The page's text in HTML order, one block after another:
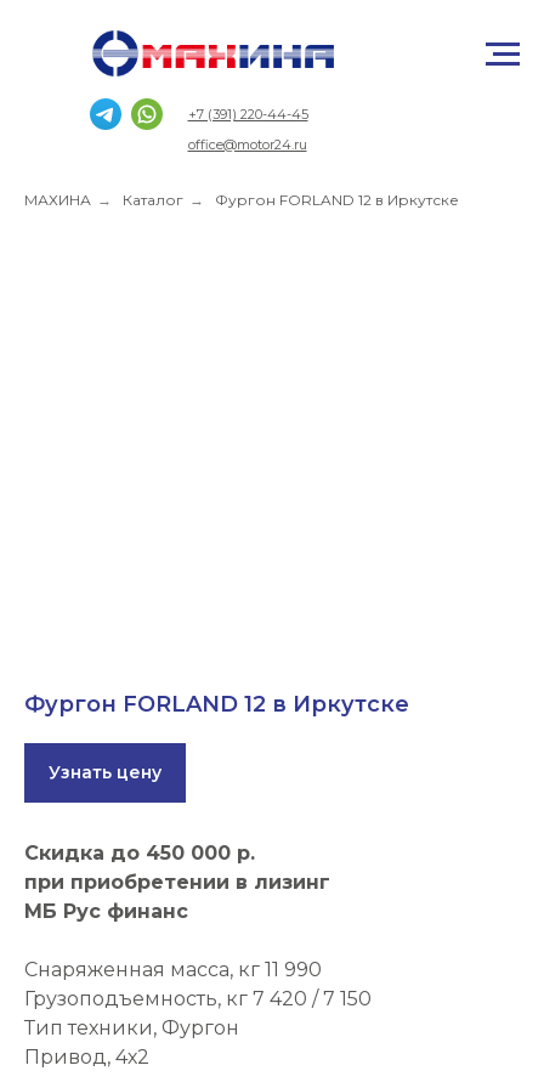
+7 (391) 220-44-45
office@motor24.ru
МАХИНА → Каталог → Фургон FORLAND 12 в Иркутске
Фургон FORLAND 12 в Иркутске
Узнать цену
Скидка до 450 000 р.
при приобретении в лизинг
МБ Рус финанс
Снаряженная масса, кг 11 990
Грузоподъемность, кг 7 420 / 7 150
Тип техники, Фургон
Привод, 4х2